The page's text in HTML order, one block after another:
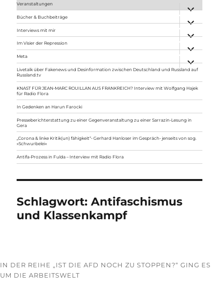
Veranstaltungen
anzeigen
Bücher & Buchbeiträge
anzeigen
Interviews mit mir
anzeigen
Im Visier der Repression
anzeigen
Meta
anzeigen
Livetalk über Fakenews und Desinformation zwischen Deutschland und Russland auf
Russland.tv
KNAST FÜR JEAN-MARC ROUILLAN AUS FRANKREICH? Interview mit Wolfgang Hajek
für Radio Flora
In Gedenken an Harun Farocki
Presseberichterstattung zu einer Gegenveranstaltung zu einer Sarrazin-Lesung in
Gera
„Corona & linke Kritik(un) fähigkeit“- Gerhard Hanloser im Gespräch- jenseits von sog.
»Schwurbelei«
Antifa-Prozess in Fulda – Interview mit Radio Flora
Schlagwort:Antifaschismus
und Klassenkampf
IN DER REIHE „IST DIE AFD NOCH ZU STOPPEN?“ GING ES
UM DIE ARBEITSWELT